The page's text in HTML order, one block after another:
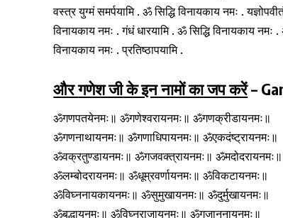
वस्त्र युग्मं समर्पयामि . ॐ सिद्धि विनायकाय नमः .
विनायकाय नमः . गंधं धारयामि . ॐ सिद्धि विनायकाय नमः
विनायकाय नमः . प्रतिष्ठापयामि .
औरगणेश जीके इन नामों का जप करें–
ॐगणपतयेनमः॥ ॐगणेश्वरायनमः॥ ॐगणक्रीडायनमः॥
ॐगणनाथायनमः॥ ॐगणाधिपायनमः॥ ॐएकदंष्ट्रायनमः॥
ॐवक्रतुण्डायनमः॥ ॐगजवक्त्रायनमः॥ ॐमदोदरायनमः॥
ॐलम्बोदरायनमः॥ ॐधूम्रवर्णायनमः॥ ॐविकटायनमः॥
ॐविघ्ननायकायनमः॥ ॐसुमुखायनमः॥ ॐदुर्मुखायनमः॥
ॐबुद्धायनमः॥ ॐविघ्नराजायनमः॥ ॐगजाननायनमः॥